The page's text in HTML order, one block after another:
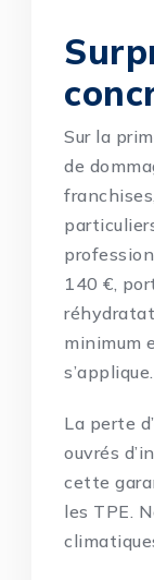
Sur la
de
140 €,
minimum
s’applique.
La perte
ouvrés
cette
les TPE.